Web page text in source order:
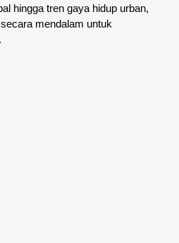
hingga tren gaya hidup urban,
mendalam untuk